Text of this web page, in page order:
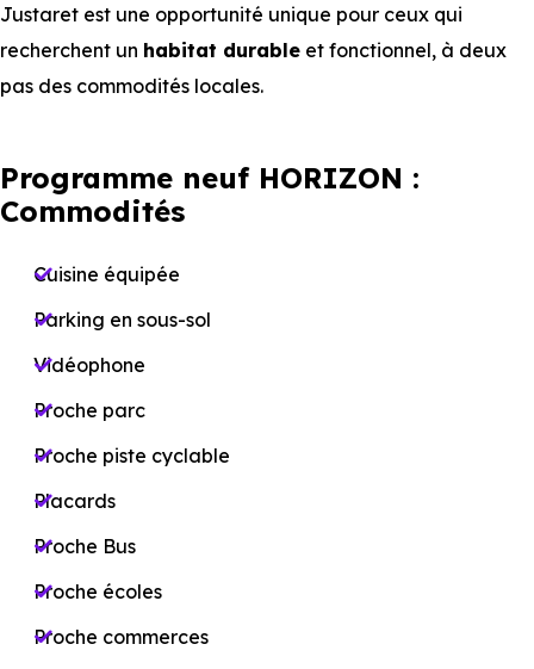
Justaret est une opportunité unique pour ceux qui
recherchent un habitat durable et fonctionnel, à deux
pas des commodités locales.
Programme neuf HORIZON :
Commodités
Cuisine équipée
Parking en sous-sol
Vidéophone
Proche parc
Proche piste cyclable
Placards
Proche Bus
Proche écoles
Proche commerces